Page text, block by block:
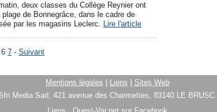
deux classes du Collège Reynier ont
de Bonnegrâce, dans le cadre de
par les magasins Leclerc. Lire l'article
6 7 - Suivant
Mentions légales Liens
Sites Web
Media Sarl, 421 avenue des Charmettes, 83140 LE BRUSC.